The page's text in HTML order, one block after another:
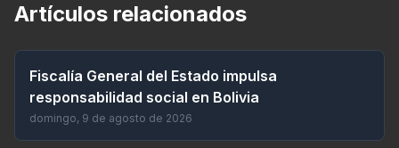
Artículos relacionados
Fiscalía General del Estado impulsa
responsabilidad social en Bolivia
domingo, 9 de agosto de 2026